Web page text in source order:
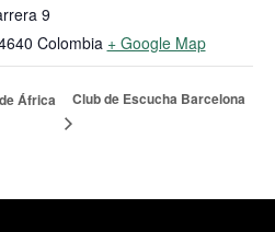
9
Colombia + Google Map
África Club de Escucha Barcelona